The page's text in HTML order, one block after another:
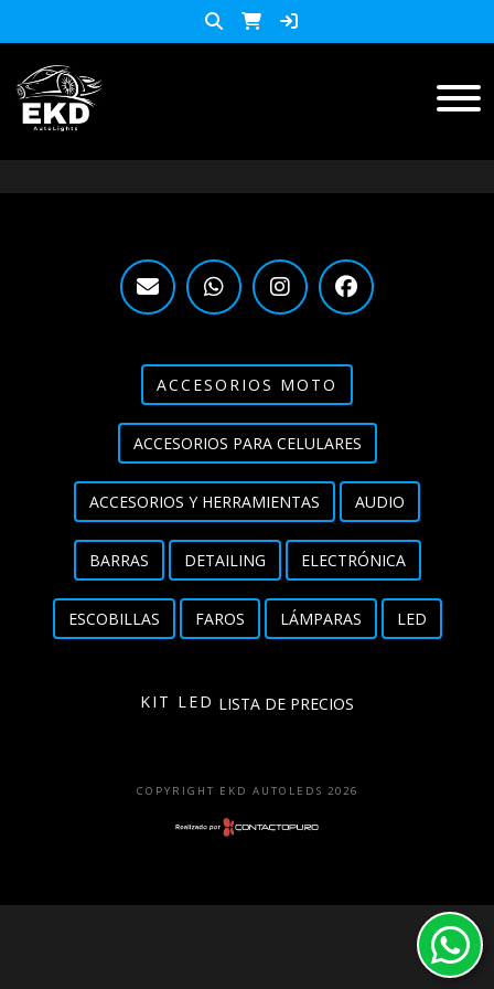
ACCESORIOS MOTO
Accesorios y herramientas
Audio
Barras
Detailing
Electrónica
Escobillas
Lista de PreciosACCESORIOS MOTO
ACCESORIOS PARA CELULARES
ACCESORIOS Y HERRAMIENTAS AUDIO
BARRAS DETAILING ELECTRÓNICA
ESCOBILLAS FAROS LÁMPARAS LED
KIT LED LISTA DE PRECIOS
COPYRIGHT EKD AUTOLEDS 2026